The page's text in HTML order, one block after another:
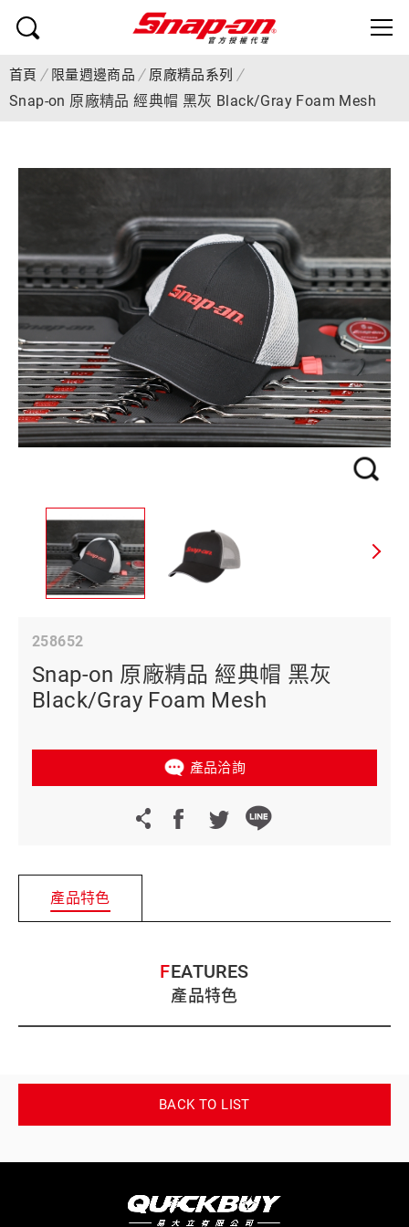
首頁 限量週邊商品 原廠精品系列
Snap-on 原廠精品 經典帽 黑灰 Black/Gray Foam Mesh
258652
Snap-on 原廠精品 經典帽 黑灰
Black/Gray Foam Mesh
產品洽詢
產品特色
FEATURES
產品特色
BACK TO LIST